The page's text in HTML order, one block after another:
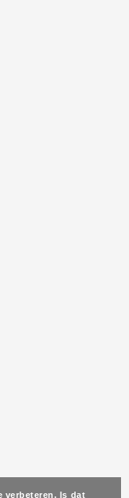
verbeteren. Is dat